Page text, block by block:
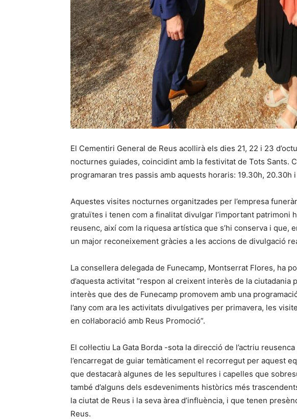
El Cementiri General de Reus acollirà els dies 21, 22 i 23
nocturnes guiades, coincidint amb la festivitat de Tots Sants.
programaran tres passis amb aquests horaris: 19.30h, 20.30h i
Aquestes visites nocturnes organitzades per l’empresa
gratuïtes i tenen com a finalitat divulgar l’important patrimoni
reusenc, així com la riquesa artística que s’hi conserva i que,
un major reconeixement gràcies a les accions de divulgació
La consellera delegada de Funecamp, Montserrat Flores, ha
d’aquesta activitat “respon al creixent interès de la
interès que des de Funecamp promovem amb una
l’any com ara les activitats divulgatives per primavera, les
en col·laboració amb Reus Promoció”.
El col·lectiu La Gata Borda -sota la direcció de l’actriu
l’encarregat de guiar temàticament el recorregut per aquest
que destacarà algunes de les sepultures i capelles que
també d’alguns dels esdeveniments històrics més
la ciutat de Reus i la seva àrea d’influència, i que tenen
Reus.